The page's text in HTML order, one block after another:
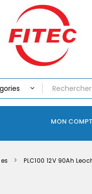
MON
PLC100 12V 90Ah